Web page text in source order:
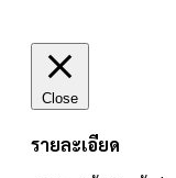
Close
รายละเอียด